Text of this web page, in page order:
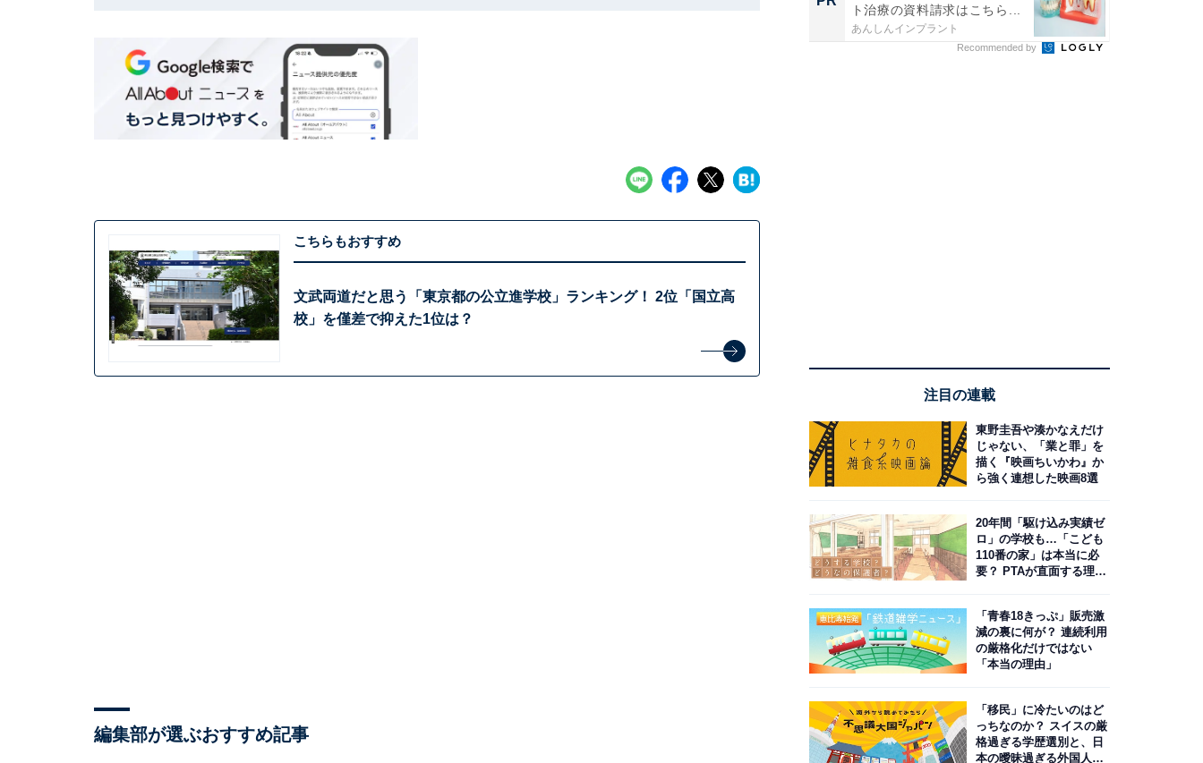
こちらもおすすめ
文武両道だと思う「東京都の公立進学校」ランキング！ 2位「国立高
校」を僅差で抑えた1位は？
編集部が選ぶおすすめ記事
ト治療の資料請求はこちら...
あんしんインプラント
Recommended by
注目の連載
東野圭吾や湊かなえだけ
じゃない、「業と罪」を
描く『映画ちいかわ』か
ら強く連想した映画8選
20年間「駆け込み実績ゼ
ロ」の学校も…「こども
110番の家」は本当に必
要？ PTAが直面する理想
「青春18きっぷ」販売激
減の裏に何が？ 連続利用
の厳格化だけではない
「本当の理由」
「移民」に冷たいのはど
っちなのか？ スイスの厳
格過ぎる学歴選別と、日
本の曖昧過ぎる外国人政